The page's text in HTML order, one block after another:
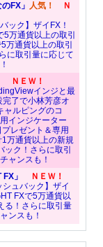
FX」 人気！
Ｎ
ック】ザイFX！
万通貨以上の取引
万通貨以上の取引
に取引量に応じて
ＮＥＷ！
インジと最
了で小林芳彦オ
ャルピングのコ
インジケーター
プレゼント＆専用
万通貨以上の新規
ク！さらに取引
ャンスも！
」
ＮＥＷ！
シュバック】ザイ
FXで5万通貨以
る！さらに取引量
ンスも！